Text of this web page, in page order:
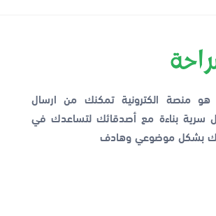
هو منصة الكترونية تمكنك من ارسال
سرية بناءة مع أصدقائك لتساعدك في
بشكل موضوعي وهادف